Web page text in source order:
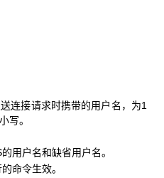
连接请求时携带的用户名，为1
写。
用户名和缺省用户名。
命令生效。